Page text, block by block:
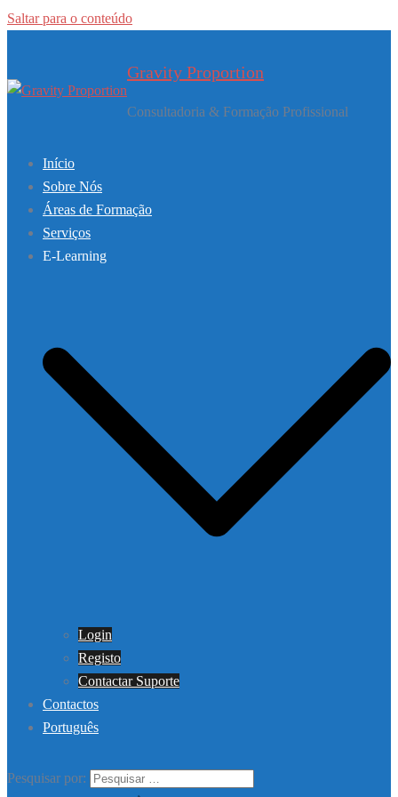
Saltar para o conteúdo
Gravity Proportion
Consultadoria & Formação Profissional
Início
Sobre Nós
Áreas de Formação
Serviços
E-Learning
Login
Registo
Contactar Suporte
Contactos
Português
Pesquisar por: